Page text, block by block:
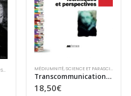
SCIENCE ET PARASCIENCES ,VENTE AU NUMÉRO
MÉDIUMNITÉ,SCIENCE ET PARASCIENCES
Transcommunication : Techniques et perspectives
18,50€